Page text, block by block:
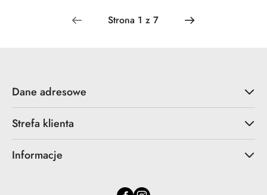
Dane adresowe
Strefa klienta
Informacje